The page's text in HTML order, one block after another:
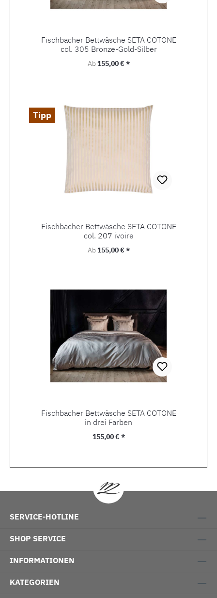
Fischbacher Bettwäsche SETA COTONE
col. 305 Bronze-Gold-Silber
Regulärer Preis:
Ab155,00 € *
Tipp
Fischbacher Bettwäsche SETA COTONE
col. 207 ivoire
Regulärer Preis:
Ab155,00 € *
Fischbacher Bettwäsche SETA COTONE
in drei Farben
Regulärer Preis:
155,00 € *
SERVICE-HOTLINE
SHOP SERVICE
INFORMATIONEN
KATEGORIEN